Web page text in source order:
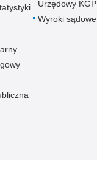
Urzędowy KGP
Wyroki sądowe